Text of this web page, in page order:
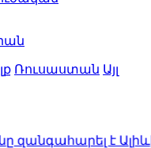
Ռուսաստան Այլ
է